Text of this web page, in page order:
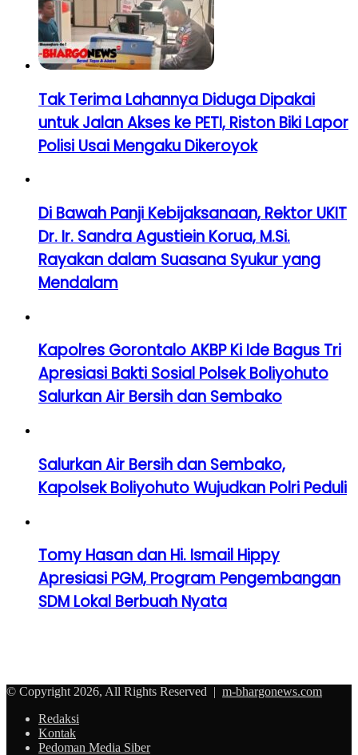
Tak Terima Lahannya Diduga Dipakai
untuk Jalan Akses ke PETI, Riston Biki Lapor
Polisi Usai Mengaku Dikeroyok
Di Bawah Panji Kebijaksanaan, Rektor UKIT
Dr. Ir. Sandra Agustiein Korua, M.Si.
Rayakan dalam Suasana Syukur yang
Mendalam
Kapolres Gorontalo AKBP Ki Ide Bagus Tri
Apresiasi Bakti Sosial Polsek Boliyohuto
Salurkan Air Bersih dan Sembako
Salurkan Air Bersih dan Sembako,
Kapolsek Boliyohuto Wujudkan Polri Peduli
Tomy Hasan dan Hi. Ismail Hippy
Apresiasi PGM, Program Pengembangan
SDM Lokal Berbuah Nyata
© Copyright 2026, All Rights Reserved | m-bhargonews.com
Redaksi
Kontak
Pedoman Media Siber